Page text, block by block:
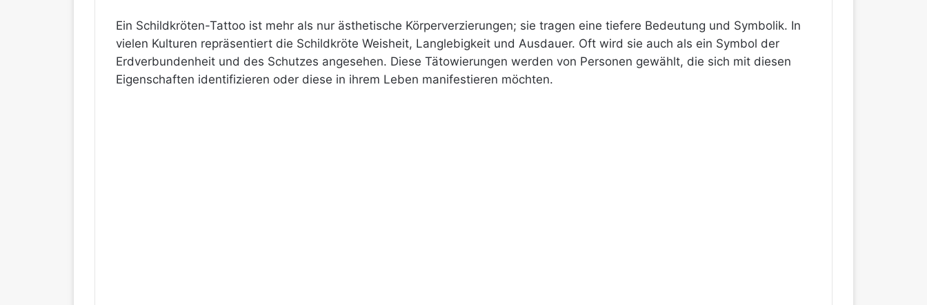
Ein Schildkröten-Tattoo ist mehr als nur ästhetische Körperverzierungen; sie tragen eine tiefere Bedeutung und Symbolik. In
vielen Kulturen repräsentiert die Schildkröte Weisheit, Langlebigkeit und Ausdauer. Oft wird sie auch als ein Symbol der
Erdverbundenheit und des Schutzes angesehen. Diese Tätowierungen werden von Personen gewählt, die sich mit diesen
Eigenschaften identifizieren oder diese in ihrem Leben manifestieren möchten.